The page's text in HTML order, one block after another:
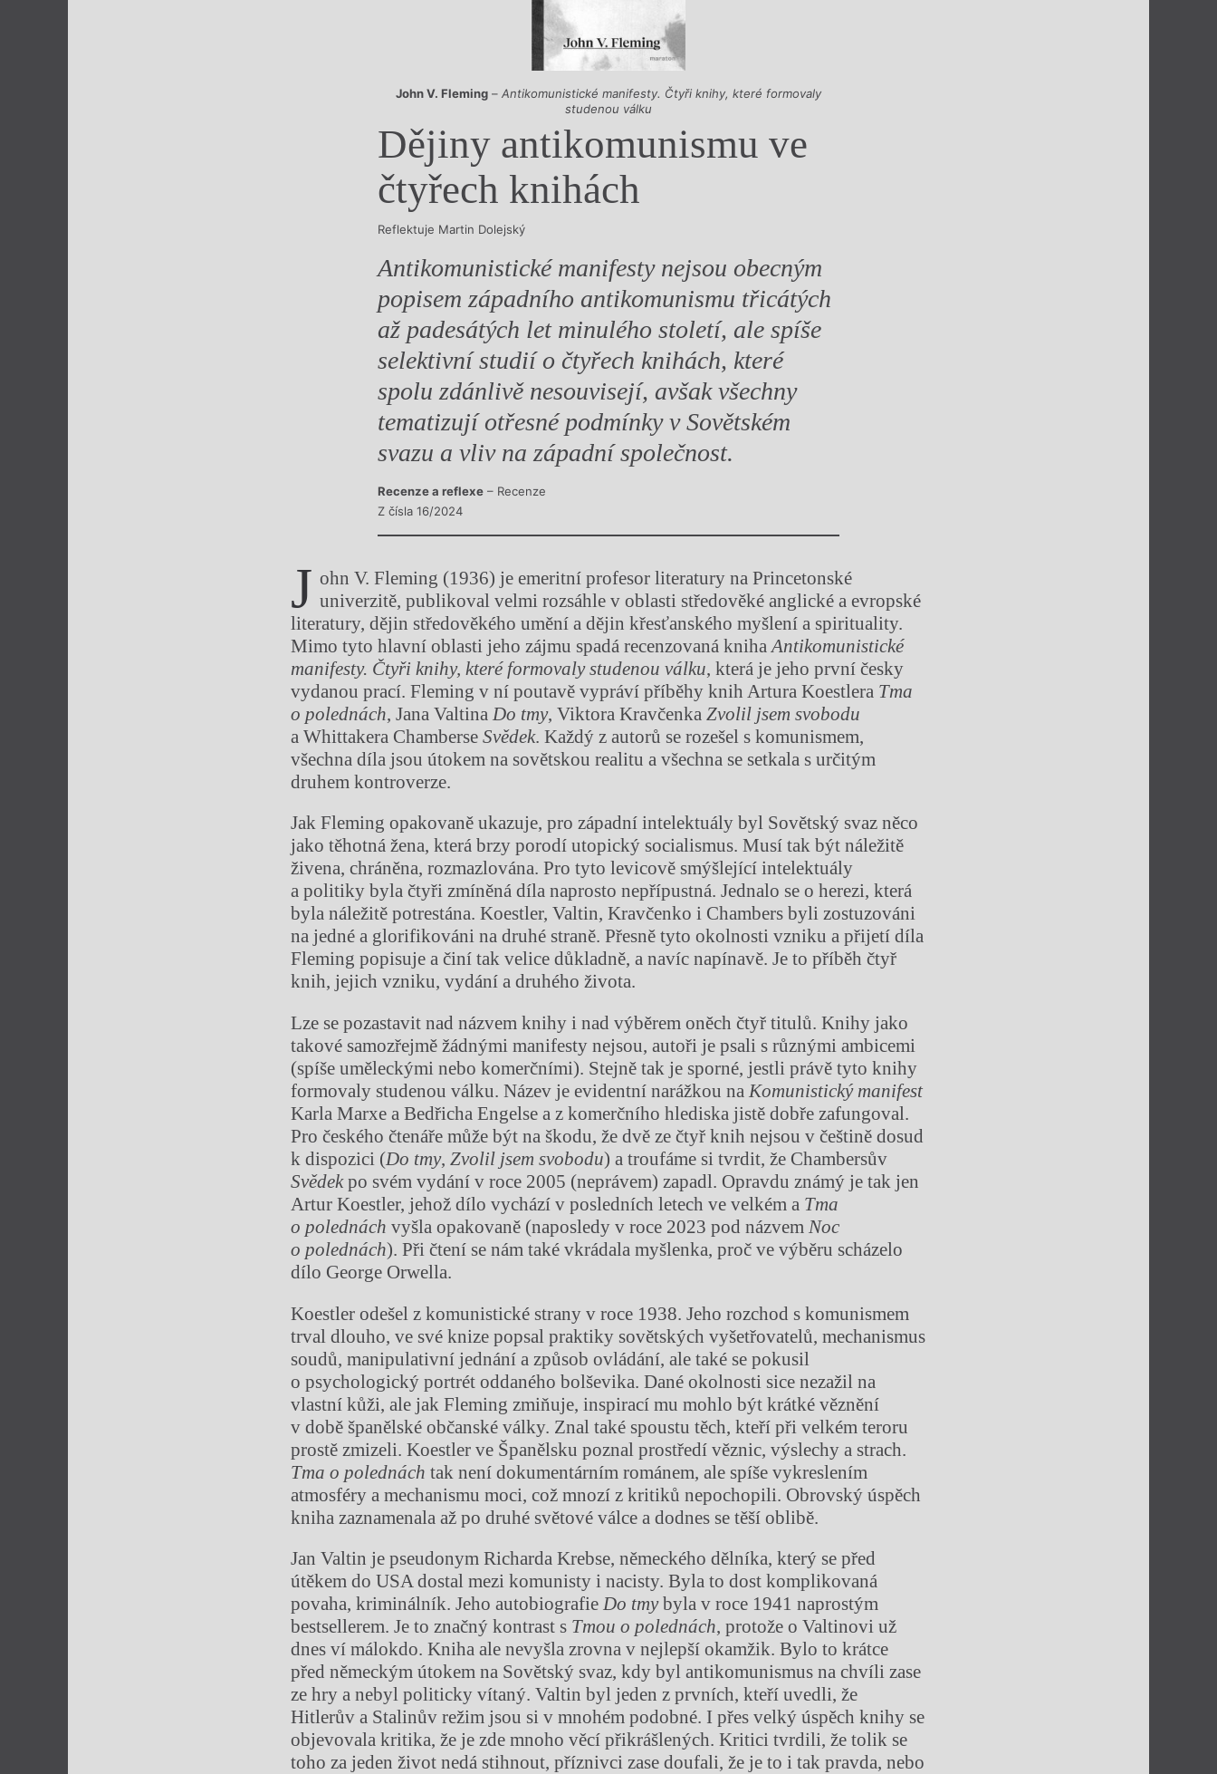
John V. Fleming – Antikomunistické manifesty. Čtyři knihy, které formovaly
studenou válku
Dějiny antikomunismu ve
čtyřech knihách
Reflektuje Martin Dolejský
Antikomunistické manifesty nejsou obecným
popisem západního antikomunismu třicátých
až padesátých let minulého století, ale spíše
selektivní studií o čtyřech knihách, které
spolu zdánlivě nesouvisejí, avšak všechny
tematizují otřesné podmínky v Sovětském
svazu a vliv na západní společnost.
Recenze a reflexe – Recenze
Z čísla 16/2024
J ohn V. Fleming (1936) je emeritní profesor literatury na Princetonské
univerzitě, publikoval velmi rozsáhle v oblasti středověké anglické a evropské
literatury, dějin středověkého umění a dějin křesťanského myšlení a spirituality.
Mimo tyto hlavní oblasti jeho zájmu spadá recenzovaná knihaAntikomunistické
manifesty. Čtyři knihy, které formovaly studenou válku, která je jeho první česky
vydanou prací. Fleming v ní poutavě vypráví příběhy knih Artura Koestlera Tma
o polednách, Jana Valtina Do tmy, Viktora KravčenkaZvolil jsem svobodu
a Whittakera ChamberseSvědek. Každý z autorů se rozešel s komunismem,
všechna díla jsou útokem na sovětskou realitu a všechna se setkala s určitým
druhem kontroverze.
Jak Fleming opakovaně ukazuje, pro západní intelektuály byl Sovětský svaz něco
jako těhotná žena, která brzy porodí utopický socialismus. Musí tak být náležitě
živena, chráněna, rozmazlována. Pro tyto levicově smýšlející intelektuály
a politiky byla čtyři zmíněná díla naprosto nepřípustná. Jednalo se o herezi, která
byla náležitě potrestána. Koestler, Valtin, Kravčenko i Chambers byli zostuzováni
na jedné a glorifikováni na druhé straně. Přesně tyto okolnosti vzniku a přijetí díla
Fleming popisuje a činí tak velice důkladně, a navíc napínavě. Je to příběh čtyř
knih, jejich vzniku, vydání a druhého života.
Lze se pozastavit nad názvem knihy i nad výběrem oněch čtyř titulů. Knihy jako
takové samozřejmě žádnými manifesty nejsou, autoři je psali s různými ambicemi
(spíše uměleckými nebo komerčními). Stejně tak je sporné, jestli právě tyto knihy
formovaly studenou válku. Název je evidentní narážkou na Komunistický manifest
Karla Marxe a Bedřicha Engelse a z komerčního hlediska jistě dobře zafungoval.
Pro českého čtenáře může být na škodu, že dvě ze čtyř knih nejsou v češtině dosud
k dispozici (Do tmy, Zvolil jsem svobodu) a troufáme si tvrdit, že Chambersův
Svědekpo svém vydání v roce 2005 (neprávem) zapadl. Opravdu známý je tak jen
Artur Koestler, jehož dílo vychází v posledních letech ve velkém a Tma
o polednách vyšla opakovaně (naposledy v roce 2023 pod názvem Noc
o polednách). Při čtení se nám také vkrádala myšlenka, proč ve výběru scházelo
dílo George Orwella.
Koestler odešel z komunistické strany v roce 1938. Jeho rozchod s komunismem
trval dlouho, ve své knize popsal praktiky sovětských vyšetřovatelů, mechanismus
soudů, manipulativní jednání a způsob ovládání, ale také se pokusil
o psychologický portrét oddaného bolševika. Dané okolnosti sice nezažil na
vlastní kůži, ale jak Fleming zmiňuje, inspirací mu mohlo být krátké věznění
v době španělské občanské války. Znal také spoustu těch, kteří při velkém teroru
prostě zmizeli. Koestler ve Španělsku poznal prostředí věznic, výslechy a strach.
Tma o polednách tak není dokumentárním románem, ale spíše vykreslením
atmosféry a mechanismu moci, což mnozí z kritiků nepochopili. Obrovský úspěch
kniha zaznamenala až po druhé světové válce a dodnes se těší oblibě.
Jan Valtin je pseudonym Richarda Krebse, německého dělníka, který se před
útěkem do USA dostal mezi komunisty i nacisty. Byla to dost komplikovaná
povaha, kriminálník. Jeho autobiografie Do tmybyla v roce 1941 naprostým
bestsellerem. Je to značný kontrast s Tmou o polednách, protože o Valtinovi už
dnes ví málokdo. Kniha ale nevyšla zrovna v nejlepší okamžik. Bylo to krátce
před německým útokem na Sovětský svaz, kdy byl antikomunismus na chvíli zase
ze hry a nebyl politicky vítaný. Valtin byl jeden z prvních, kteří uvedli, že
Hitlerův a Stalinův režim jsou si v mnohém podobné. I přes velký úspěch knihy se
objevovala kritika, že je zde mnoho věcí přikrášlených. Kritici tvrdili, že tolik se
toho za jeden život nedá stihnout, příznivci zase doufali, že je to i tak pravda, nebo